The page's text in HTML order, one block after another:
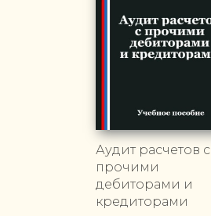
Аудит расчетов с
прочими
дебиторами и
кредиторами